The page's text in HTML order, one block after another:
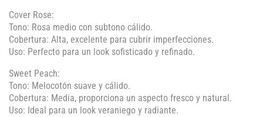
Cover Rose:
Tono: Rosa medio con subtono cálido.
Cobertura: Alta, excelente para cubrir imperfecciones.
Uso: Perfecto para un look sofisticado y refinado.
Sweet Peach:
Tono: Melocotón suave y cálido.
Cobertura: Media, proporciona un aspecto fresco y natural.
Uso: Ideal para un look veraniego y radiante.